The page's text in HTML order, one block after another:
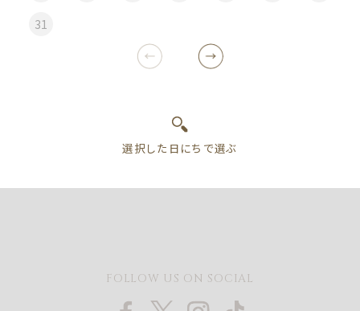
31
FOLLOW US ON SOCIAL